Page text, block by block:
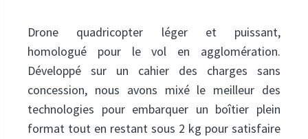
Drone quadricopter léger et puissant,
homologué pour le vol en agglomération.
Développé sur un cahier des charges sans
concession, nous avons mixé le meilleur des
technologies pour embarquer un boîtier plein
format tout en restant sous 2 kg pour satisfaire